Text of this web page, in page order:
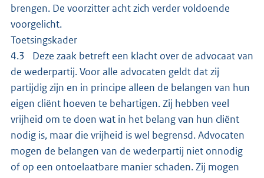
brengen. De voorzitter acht zich verder voldoende
voorgelicht.
Toetsingskader
4.3 Deze zaak betreft een klacht over de advocaat van
de wederpartij. Voor alle advocaten geldt dat zij
partijdig zijn en in principe alleen de belangen van hun
eigen cliënt hoeven te behartigen. Zij hebben veel
vrijheid om te doen wat in het belang van hun cliënt
nodig is, maar die vrijheid is wel begrensd. Advocaten
mogen de belangen van de wederpartij niet onnodig
of op een ontoelaatbare manier schaden. Zij mogen